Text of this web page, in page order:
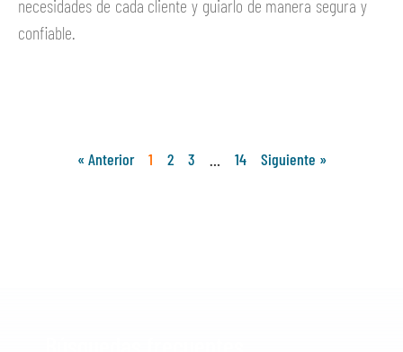
necesidades de cada cliente y guiarlo de manera segura y
confiable.
« Anterior 1 2 3 14 Siguiente »